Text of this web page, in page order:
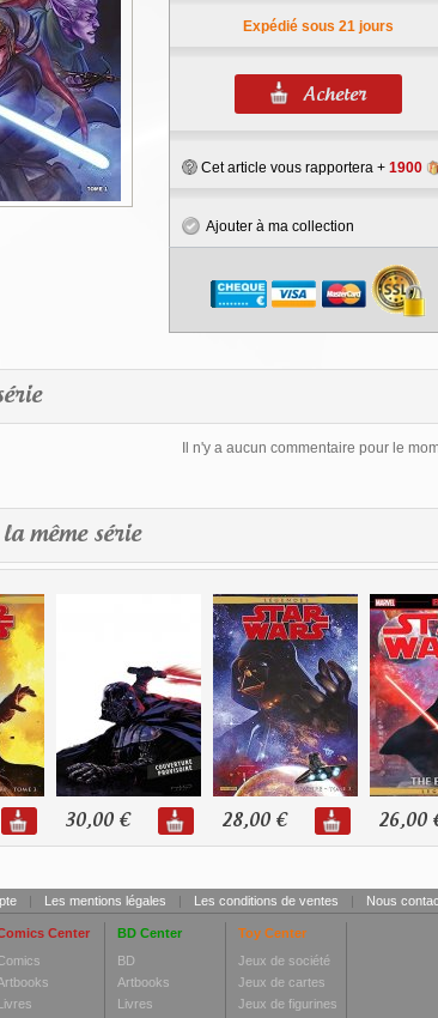
Expédié sous 21 jours
Cet article vous rapportera + 1900
Ajouter à ma collection
Il n'y a aucun commentaire pour le
même série
30,00 € 28,00 € 26,00
| Les mentions légales | Les conditions de ventes | Nous
Center
BD Center
BD
Artbooks
Livres
Toy Center
Jeux de société
Jeux de cartes
Jeux de figurines